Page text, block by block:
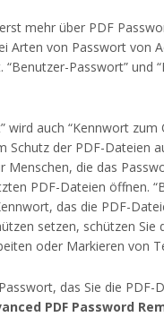
mehr über PDF
Arten von Passwort von
“Benutzer-Passwort” und
wird auch “Kennwort zum
Schutz der PDF-Dateien
Menschen, die das
PDF-Dateien öffnen.
das die PDF-
setzen, schützen Sie
oder Markieren von
das Sie die PDF-
PDF Password